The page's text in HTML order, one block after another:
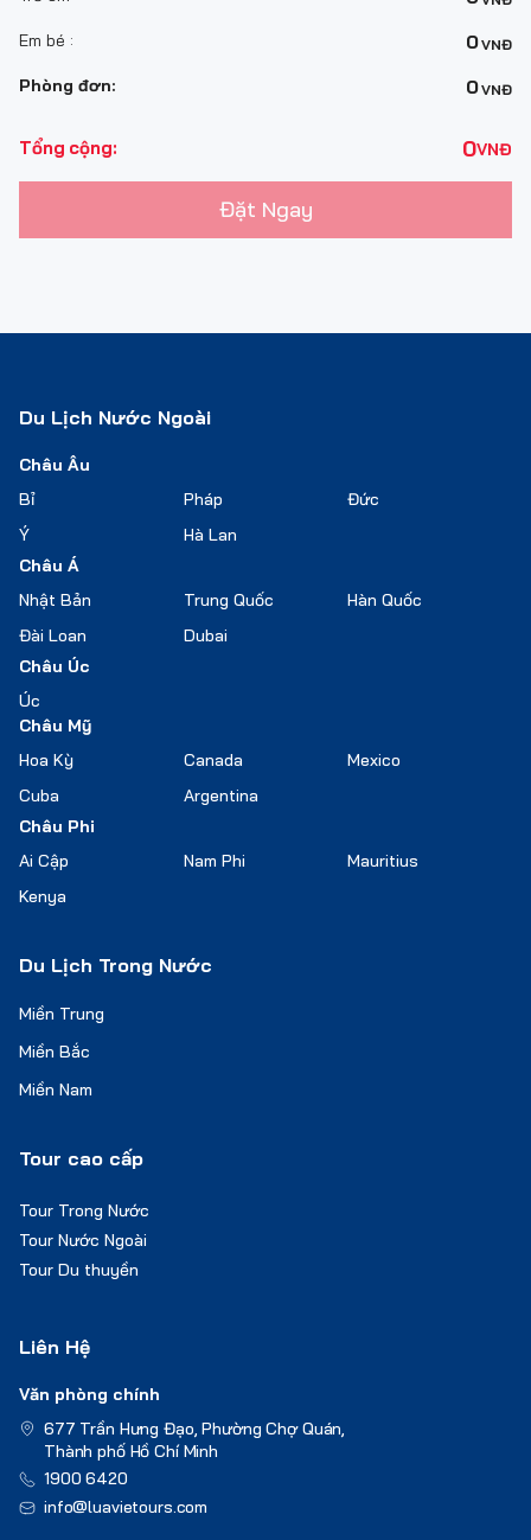
Em bé : 0VNĐ
Phòng đơn: 0VNĐ
Tổng cộng: 0VNĐ
Đặt Ngay
Du Lịch Nước Ngoài
Châu Âu
Bỉ
Pháp
Đức
Ý
Hà Lan
Châu Á
Nhật Bản
Trung Quốc
Hàn Quốc
Đài Loan
Dubai
Châu Úc
Úc
Châu Mỹ
Hoa Kỳ
Canada
Mexico
Cuba
Argentina
Châu Phi
Ai Cập
Nam Phi
Mauritius
Kenya
Du Lịch Trong Nước
Miền Trung
Miền Bắc
Miền Nam
Tour cao cấp
Tour Trong Nước
Tour Nước Ngoài
Tour Du thuyền
Liên Hệ
Văn phòng chính
677 Trần Hưng Đạo, Phường Chợ Quán,
Thành phố Hồ Chí Minh
1900 6420
info@luavietours.com